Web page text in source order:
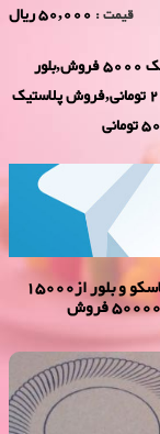
قیمت : 50,000 ریال
پلاستیک عزیزی در اهواز,پلاستیک 2000 فروش,پلاستیک 5000 فروش,بلور
2000 فروش,بلور 5000 فروش,فروش پلاستیک 2000 تومانی,فروش پلاستیک
نمایندگی پلاسكو وبلورعزیزی در اهواز - حراجی پلاسکو و بلور از15000